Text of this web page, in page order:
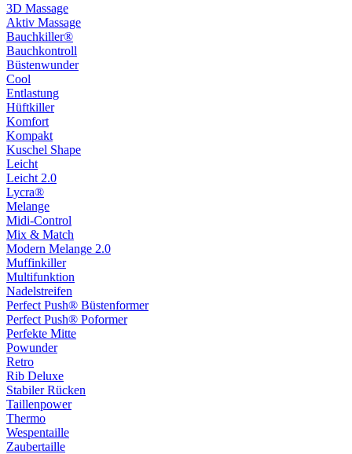
3D Massage
Aktiv Massage
Bauchkiller®
Bauchkontroll
Büstenwunder
Cool
Entlastung
Hüftkiller
Komfort
Kompakt
Kuschel Shape
Leicht
Leicht 2.0
Lycra®
Melange
Midi-Control
Mix & Match
Modern Melange 2.0
Muffinkiller
Multifunktion
Nadelstreifen
Perfect Push® Büstenformer
Perfect Push® Poformer
Perfekte Mitte
Powunder
Retro
Rib Deluxe
Stabiler Rücken
Taillenpower
Thermo
Wespentaille
Zaubertaille